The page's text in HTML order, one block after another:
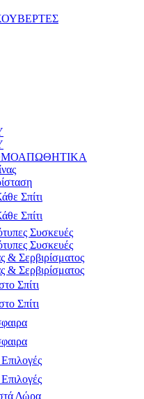
Σπίτι
Σπίτι
Συσκευές
Συσκευές
& Σερβιρίσματος
& Σερβιρίσματος
Σπίτι
Σπίτι
Δώρα